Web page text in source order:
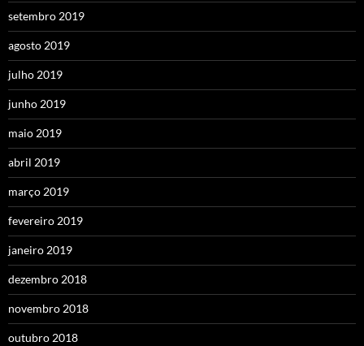
setembro 2019
agosto 2019
julho 2019
junho 2019
maio 2019
abril 2019
março 2019
fevereiro 2019
janeiro 2019
dezembro 2018
novembro 2018
outubro 2018